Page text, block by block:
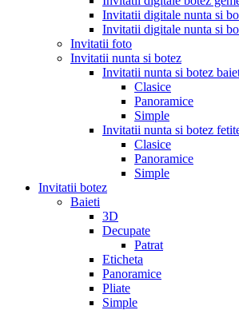
Invitatii digitale nunta si
Invitatii digitale nunta si
Invitatii foto
Invitatii nunta si botez
Invitatii nunta si botez
Clasice
Panoramice
Simple
Invitatii nunta si botez
Clasice
Panoramice
Simple
Invitatii botez
Baieti
3D
Decupate
Patrat
Eticheta
Panoramice
Pliate
Simple